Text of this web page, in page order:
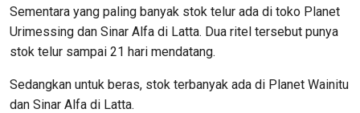
Sementara yang paling banyak stok telur ada di toko Planet
Urimessing dan Sinar Alfa di Latta. Dua ritel tersebut punya
stok telur sampai 21 hari mendatang.
Sedangkan untuk beras, stok terbanyak ada di Planet Wainitu
dan Sinar Alfa di Latta.